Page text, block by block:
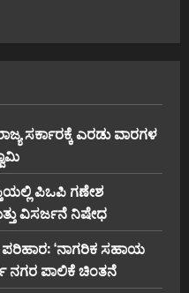
ಸರ್ಕಾರಕ್ಕೆ ಎರಡು ವಾರಗಳ
ಪಿಒಪಿ ಗಣೇಶ
ವಿಸರ್ಜನೆ ನಿಷೇಧ
‘ನಾಗರಿಕ ಸಹಾಯ
ನಗರ ಪಾಲಿಕೆ ಚಿಂತನೆ